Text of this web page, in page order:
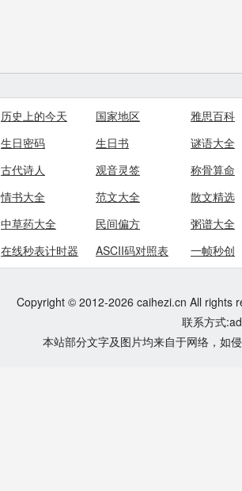
历史上的今天 国家地区
雅思百科
生日密码
生日书
谜语大全
古代诗人
观音灵签
称骨算命
情书大全
范文大全
散文精选
中草药大全
民间偏方
粥谱大全
在线秒表计时器
ASCII码对照表 一帧秒创
Copyright © 2012-2026 caihezi.cn All rights
联系方式
本站部分文字及图片均来自于网络，如